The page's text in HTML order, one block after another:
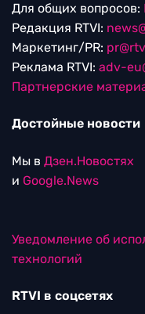
Для общих вопросов:
Редакция RTVI:
Маркетинг/PR:
Реклама RTVI: adv-
Партнерские
Достойные новости
Мы в Дзен.Новостях
и Google.News
Уведомление об
технологий
RTVI в соцсетях